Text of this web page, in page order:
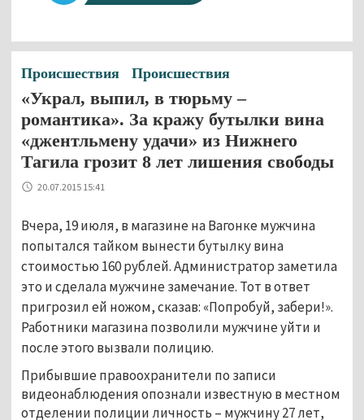
Происшествия Происшествия
«Украл, выпил, в тюрьму –
романтика». За кражу бутылки вина
«джентльмену удачи» из Нижнего
Тагила грозит 8 лет лишения свободы
20.07.2015 15:41
Вчера, 19 июля, в магазине на Вагонке мужчина
попытался тайком вынести бутылку вина
стоимостью 160 рублей. Администратор заметила
это и сделала мужчине замечание. Тот в ответ
пригрозил ей ножом, сказав: «Попробуй, забери!».
Работники магазина позволили мужчине уйти и
после этого вызвали полицию.
Прибывшие правоохранители по записи
видеонаблюдения опознали известную в местном
отделении полиции личность – мужчину 27 лет,